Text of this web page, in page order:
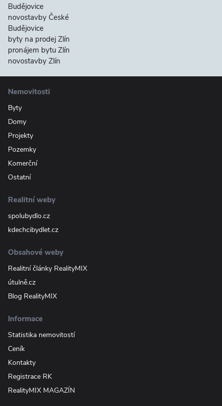
Budějovice
novostavby České
Budějovice
byty na prodej Zlín
pronájem bytu Zlín
novostavby Zlín
Nemovitosti
Byty
Domy
Projekty
Pozemky
Komerční
Ostatní
Realitní weby
spolubydlo.cz
kdechcibydlet.cz
Obsahové weby
Realitní články RealityMIX
útulně.cz
Blog RealityMIX
Informace
Statistika nemovitostí
Ceník
Kontakty
Registrace RK
RealityMIX MAGAZÍN